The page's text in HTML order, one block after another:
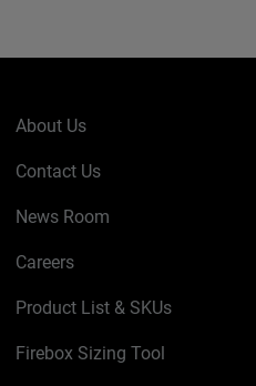
About Us
Contact Us
News Room
Careers
Product List & SKUs
Firebox Sizing Tool